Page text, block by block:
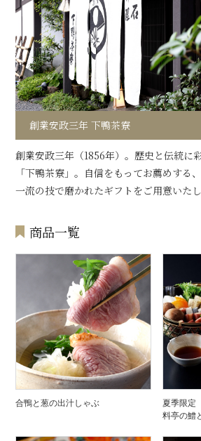
創業安政三年 下鴨茶寮
創業安政三年（1856年）。歴史と伝統に
「下鴨茶寮」。自信をもってお薦めする
一流の技で磨かれたギフトをご用意いたし
商品一覧
合鴨と葱の出汁しゃぶ
夏季限定
料亭の鱧